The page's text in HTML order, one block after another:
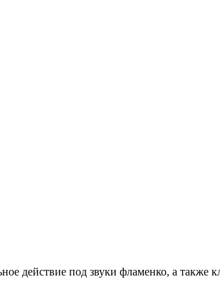
действие под звуки фламенко, а также